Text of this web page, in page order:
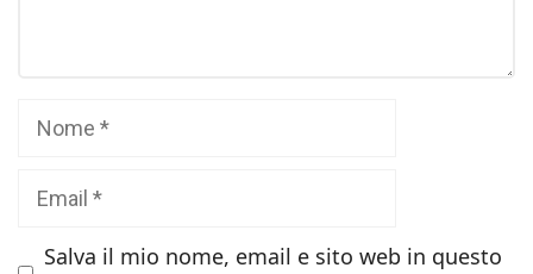
Salva il mio nome, email e sito web in questo